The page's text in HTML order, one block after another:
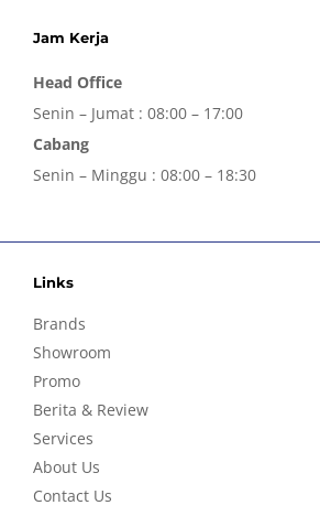
Jam Kerja
Head Office
Senin – Jumat : 08:00 – 17:00
Cabang
Senin – Minggu : 08:00 – 18:30
Links
Brands
Showroom
Promo
Berita & Review
Services
About Us
Contact Us